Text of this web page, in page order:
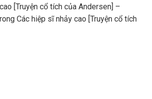
[Truyện cổ tích của Andersen] –
Các hiệp sĩ nhảy cao [Truyện cổ tích